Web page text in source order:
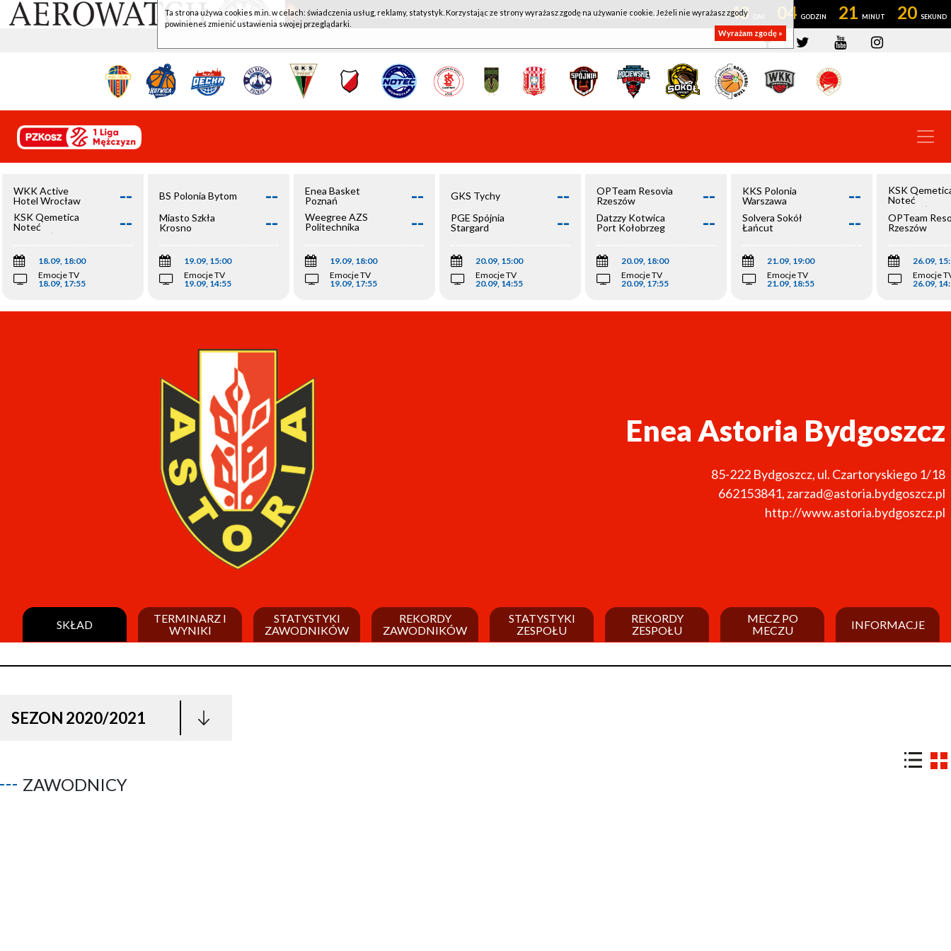
WKK ACTIVE HOTEL WROCŁAW - KSK QEMETICA NOTEĆ INOWROCŁAW 43 04 21 20
WKK Active
Hotel Wrocław
--
KSK Qemetica
Noteć
Inowrocław
--
18.09, 18:00
Emocje TV
18.09, 17:55
BS Polonia Bytom --
Miasto Szkła
Krosno
--
19.09, 15:00
Emocje TV
19.09, 14:55
Enea Basket
Poznań
--
Weegree AZS
Politechnika
--
19.09, 18:00
Emocje TV
19.09, 17:55
GKS Tychy --
PGE Spójnia
Stargard
--
20.09, 15:00
Emocje TV
20.09, 14:55
OPTeam Resovia
Rzeszów
--
Datzzy Kotwica
Port Kołobrzeg
--
20.09, 18:00
Emocje TV
20.09, 17:55
KKS Polonia
Warszawa
--
Solvera Sokół
Łańcut
--
21.09, 19:00
Emocje TV
21.09, 18:55
KSK
Noteć
Inowrocław
OPTeam
Rzeszów
26.09,
Emocje
26.09,
Enea Astoria Bydgoszcz
85-222 Bydgoszcz, ul. Czartoryskiego 1/18
662153841,zarzad@astoria.bydgoszcz.pl
http://www.astoria.bydgoszcz.pl
SKŁAD
TERMINARZ I
WYNIKI
STATYSTYKI
ZAWODNIKÓW
REKORDY
ZAWODNIKÓW
STATYSTYKI
ZESPOŁU
REKORDY
ZESPOŁU
MECZ PO
MECZU
INFORMACJE
SEZON 2020/2021
ZAWODNICY
Ta strona używa cookies m.in. w celach: świadczenia usług, reklamy, statystyk. Korzystając ze strony wyrażasz zgodę na używanie cookie. Jeżeli nie wyrażasz zgody
powinieneś zmienić ustawienia swojej przeglądarki.
Wyrażam zgodę »